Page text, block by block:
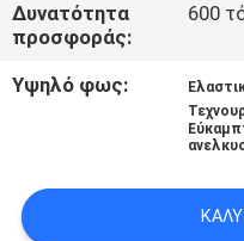
ΖΗΤΉΣΤΕ
ΈΝΑ
ΑΠΌΣΠΑΣΜΑ
SITEMAP
Δυνατότητα
προσφοράς:
600
Υψηλό φως: